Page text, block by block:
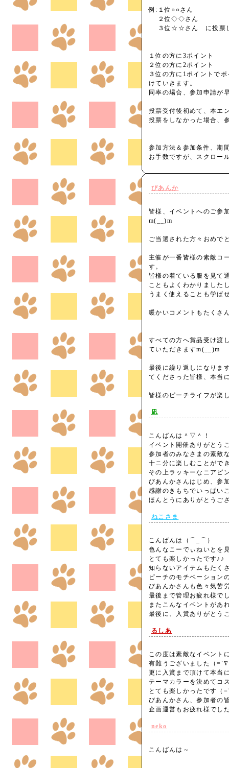
例:１位○○さん
２位◇◇さん
３位☆☆さん に投票
１位の方に3ポイント
２位の方に2ポイント
３位の方に1ポイントで
けていきます。
同率の場合、参加申請が
投票受付後初めて、本エ
投票をしなかった場合、
参加方法＆参加条件、期
お手数ですが、スクロー
びあんか
皆様、イベントへのご参
m(__)m
ご当選された方々おめで
主催が一番皆様の素敵コ
す。
皆様の着ている服を見て
こともよくわかりました
うまく使えることも学ば
暖かいコメントもたくさ
すべての方へ賞品受け渡
ていただきますm(__)m
最後に繰り返しになりま
てくださった皆様、本当
皆様のピーチライフが
凪
こんばんは＾▽＾！
イベント開催ありがとう
参加者のみなさまの素敵
十ニ分に楽しむことがで
その上ラッキーなニアピ
びあんかさんはじめ、参
感謝のきもちでいっぱい
ほんとうにありがとう
ねこさま
こんばんは（⌒_⌒）
色んなこーでぃねいとを
とても楽しかったです♪♪
知らないアイテムもたく
ピーチのモチベーション
びあんかさんも色々気苦
最後まで管理お疲れ様で
またこんなイベントがあ
最後に、入賞ありがと
るしあ
この度は素敵なイベント
有難うございました（
更に入賞まで頂けて本当
テーマカラーを決めてコ
とても楽しかったです（
びあんかさん、参加者の
企画運営もお疲れ様で
neko
こんばんは～